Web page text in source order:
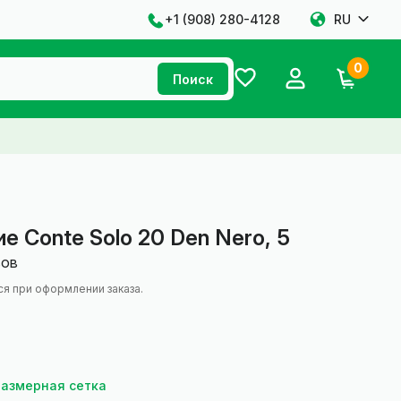
+1 ‪(908) 280-4128‬ RU
Поиск
0
Conte Solo 20 Den Nero, 5
при оформлении заказа.
сетка